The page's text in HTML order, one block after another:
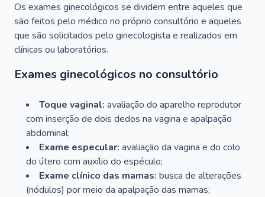
Os exames ginecológicos se dividem entre aqueles que
são feitos pelo médico no próprio consultório e aqueles
que são solicitados pelo ginecologista e realizados em
clínicas ou laboratórios.
Exames ginecológicos no consultório
Toque vaginal: avaliação do aparelho reprodutor
com inserção de dois dedos na vagina e apalpação
abdominal;
Exame especular: avaliação da vagina e do colo
do útero com auxílio do espéculo;
Exame clínico das mamas: busca de alterações
(nódulos) por meio da apalpação das mamas;